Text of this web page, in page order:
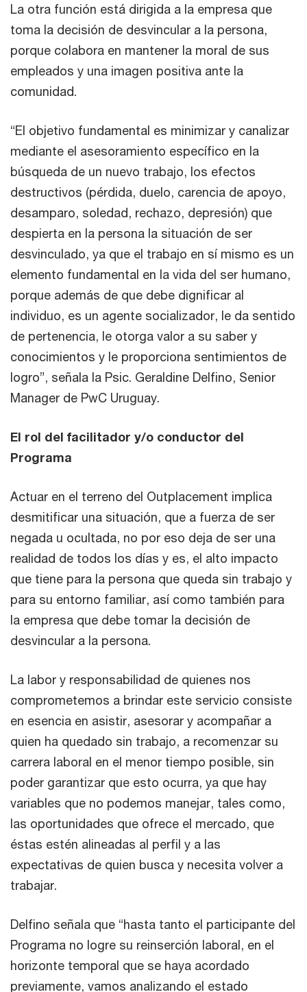
La otra función está dirigida a la empresa que
toma la decisión de desvincular a la persona,
porque colabora en mantener la moral de sus
empleados y una imagen positiva ante la
comunidad.
“El objetivo fundamental es minimizar y canalizar
mediante el asesoramiento específico en la
búsqueda de un nuevo trabajo, los efectos
destructivos (pérdida, duelo, carencia de apoyo,
desamparo, soledad, rechazo, depresión) que
despierta en la persona la situación de ser
desvinculado, ya que el trabajo en sí mismo es un
elemento fundamental en la vida del ser humano,
porque además de que debe dignificar al
individuo, es un agente socializador, le da sentido
de pertenencia, le otorga valor a su saber y
conocimientos y le proporciona sentimientos de
logro”, señala la Psic. Geraldine Delfino, Senior
Manager de PwC Uruguay.
El rol del facilitador y/o conductor del
Programa
Actuar en el terreno del Outplacement implica
desmitificar una situación, que a fuerza de ser
negada u ocultada, no por eso deja de ser una
realidad de todos los días y es, el alto impacto
que tiene para la persona que queda sin trabajo y
para su entorno familiar, así como también para
la empresa que debe tomar la decisión de
desvincular a la persona.
La labor y responsabilidad de quienes nos
comprometemos a brindar este servicio consiste
en esencia en asistir, asesorar y acompañar a
quien ha quedado sin trabajo, a recomenzar su
carrera laboral en el menor tiempo posible, sin
poder garantizar que esto ocurra, ya que hay
variables que no podemos manejar, tales como,
las oportunidades que ofrece el mercado, que
éstas estén alineadas al perfil y a las
expectativas de quien busca y necesita volver a
trabajar.
Delfino señala que “hasta tanto el participante del
Programa no logre su reinserción laboral, en el
horizonte temporal que se haya acordado
previamente, vamos analizando el estado